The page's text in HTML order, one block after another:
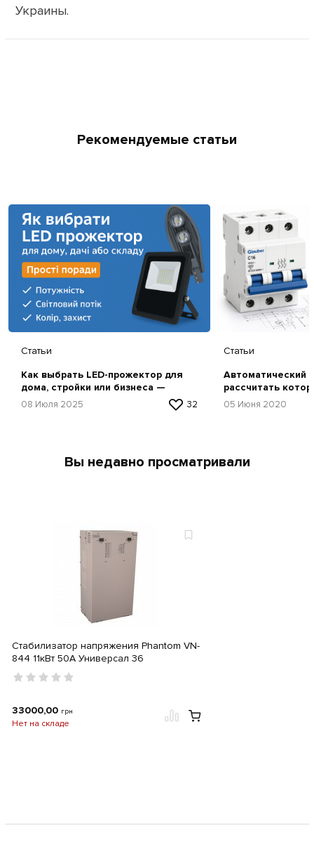
Украины.
Рекомендуемые статьи
Статьи
Как выбрать LED-прожектор для
дома, стройки или бизнеса —
простая инструкция
08 Июля 2025 32
Статьи
Автоматический
рассчитать
05 Июня 2020
Вы недавно просматривали
Стабилизатор напряжения Phantom VN-
844 11кВт 50А Универсал 36
33000,00 грн
Нет на складе